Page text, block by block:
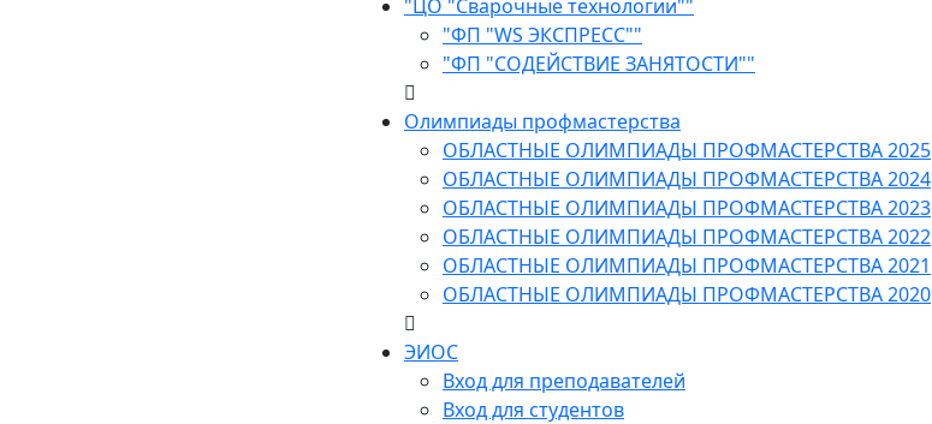
"ЦО "Сварочные технологии""
"ФП "WS ЭКСПРЕСС""
"ФП "СОДЕЙСТВИЕ ЗАНЯТОСТИ""
Олимпиады профмастерства
ОБЛАСТНЫЕ ОЛИМПИАДЫ ПРОФМАСТЕРСТВА 2025
ОБЛАСТНЫЕ ОЛИМПИАДЫ ПРОФМАСТЕРСТВА 2024
ОБЛАСТНЫЕ ОЛИМПИАДЫ ПРОФМАСТЕРСТВА 2023
ОБЛАСТНЫЕ ОЛИМПИАДЫ ПРОФМАСТЕРСТВА 2022
ОБЛАСТНЫЕ ОЛИМПИАДЫ ПРОФМАСТЕРСТВА 2021
ОБЛАСТНЫЕ ОЛИМПИАДЫ ПРОФМАСТЕРСТВА 2020
ЭИОС
Вход для преподавателей
Вход для студентов